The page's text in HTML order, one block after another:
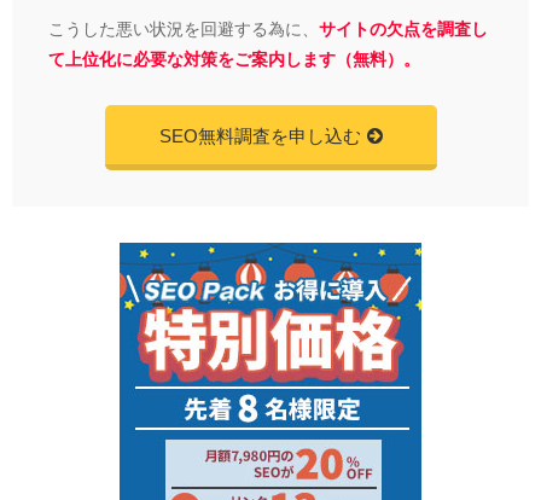
こうした悪い状況を回避する為に、 サイトの欠点を調査し
て上位化に必要な対策をご案内します（無料）。
SEO無料調査を申し込む